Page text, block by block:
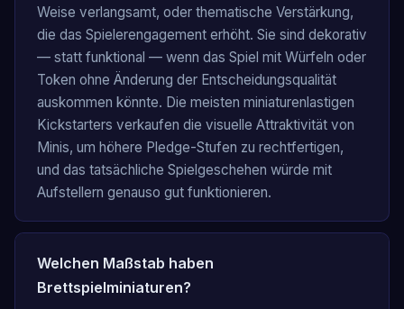
Weise verlangsamt, oder thematische Verstärkung,
die das Spielerengagement erhöht. Sie sind dekorativ
— statt funktional — wenn das Spiel mit Würfeln oder
Token ohne Änderung der Entscheidungsqualität
auskommen könnte. Die meisten miniaturenlastigen
Kickstarters verkaufen die visuelle Attraktivität von
Minis, um höhere Pledge-Stufen zu rechtfertigen,
und das tatsächliche Spielgeschehen würde mit
Aufstellern genauso gut funktionieren.
Welchen Maßstab haben
Brettspielminiaturen?